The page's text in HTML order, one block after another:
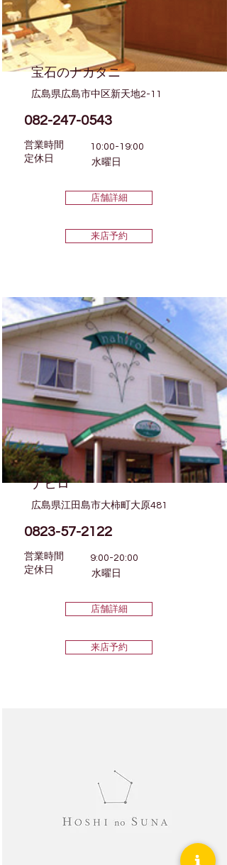
宝石のナカタニ
広島県広島市中区新天地2-11
082-247-0543
営業時間
​定休日
10:00-19:00
水曜日
店舗詳細
来店予約
ナヒロ
広島県江田島市大柿町大原481
0823-57-2122
営業時間
​定休日
9:00-20:00
水曜日
店舗詳細
来店予約